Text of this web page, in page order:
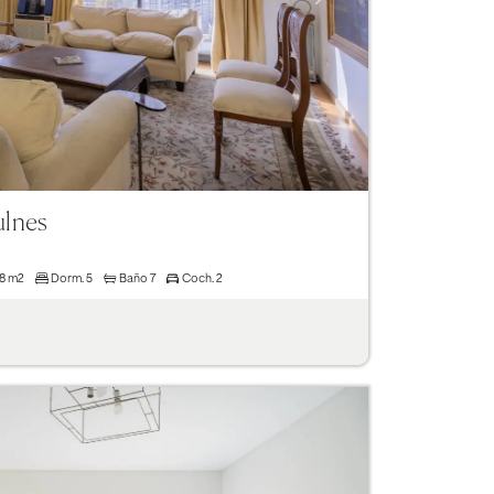
m2 Dorm. 5 Baño 7 Coch. 2